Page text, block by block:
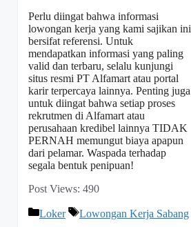
Perlu diingat bahwa informasi
lowongan kerja yang kami sajikan ini
bersifat referensi. Untuk
mendapatkan informasi yang paling
valid dan terbaru, selalu kunjungi
situs resmi PT Alfamart atau portal
karir terpercaya lainnya. Penting juga
untuk diingat bahwa setiap proses
rekrutmen di Alfamart atau
perusahaan kredibel lainnya TIDAK
PERNAH memungut biaya apapun
dari pelamar. Waspada terhadap
segala bentuk penipuan!
Post Views: 490
Kategori
Loker Tag
Lowongan Kerja Sabang